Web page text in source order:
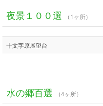
夜景１００選 （1ヶ所）
十文字原展望台
水の郷百選 （4ヶ所）